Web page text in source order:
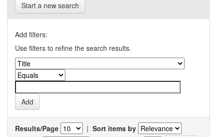
Start a new search
Add filters:
Use filters to refine the search results.
Results/Page | Sort items by